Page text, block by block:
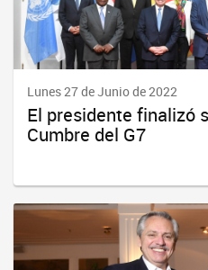
Lunes 27 de Junio de 2022
El presidente finalizó
Cumbre del G7